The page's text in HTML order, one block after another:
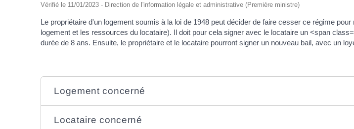
Vérifié le 11/01/2023 - Direction de l'information légale et administrative (Première ministre)
Le propriétaire d'un logement soumis à la loi de 1948 peut décider de faire cesser ce régime
logement et les ressources du locataire). Il doit pour cela signer avec le locataire un <span
durée de 8 ans. Ensuite, le propriétaire et le locataire pourront signer un nouveau bail, avec un
Logement concerné
Locataire concerné